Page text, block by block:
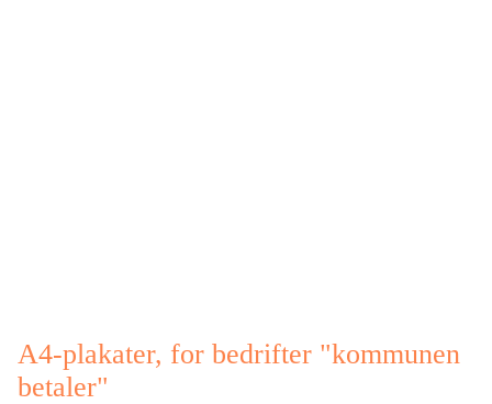
A4-plakater, for bedrifter "kommunen
betaler"